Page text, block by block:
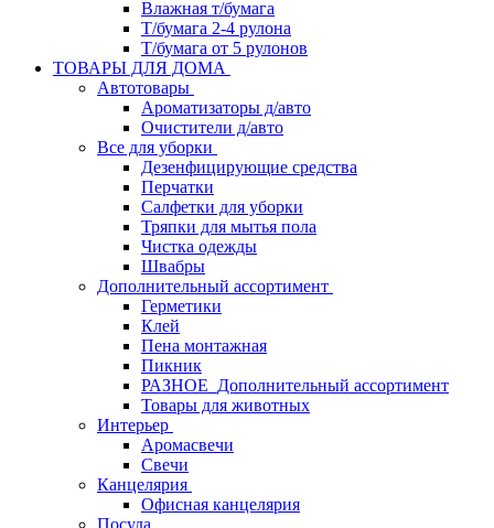
Влажная т/бумага
Т/бумага 2-4 рулона
Т/бумага от 5 рулонов
ТОВАРЫ ДЛЯ ДОМА
Автотовары
Ароматизаторы д/авто
Очистители д/авто
Все для уборки
Дезенфицирующие средства
Перчатки
Салфетки для уборки
Тряпки для мытья пола
Чистка одежды
Швабры
Дополнительный ассортимент
Герметики
Клей
Пена монтажная
Пикник
РАЗНОЕ_Дополнительный ассортимент
Товары для животных
Интерьер
Аромасвечи
Свечи
Канцелярия
Офисная канцелярия
Посуда